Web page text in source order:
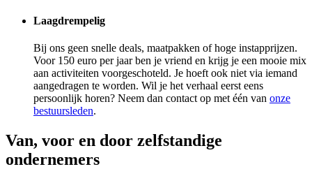
Laagdrempelig
Bij ons geen snelle deals, maatpakken of hoge instapprijzen.
Voor 150 euro per jaar ben je vriend en krijg je een mooie mix
aan activiteiten voorgeschoteld. Je hoeft ook niet via iemand
aangedragen te worden. Wil je het verhaal eerst eens
persoonlijk horen? Neem dan contact op met één van onze
bestuursleden.
Van, voor en door zelfstandige
ondernemers